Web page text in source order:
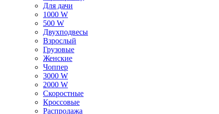
Для дачи
1000 W
500 W
Двухподвесы
Взрослый
Грузовые
Женские
Чоппер
3000 W
2000 W
Скоростные
Кроссовые
Распродажа